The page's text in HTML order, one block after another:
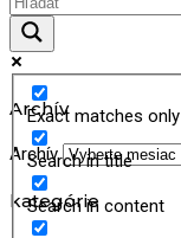
Exact matches only
Search in title
Search in content
Archív
Archív
kategórie